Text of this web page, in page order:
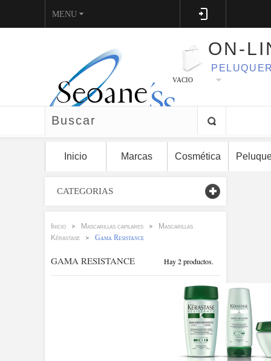
ON-
MENU
VACIO
Inicio Marcas Cosmética
CATEGORIAS
Inicio
Mascarillas capilares
Mascarillas
Kérastase
Gama Resistance
GAMA RESISTANCE Hay 2 productos.